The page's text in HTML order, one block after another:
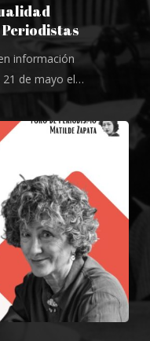
información
de mayo el…